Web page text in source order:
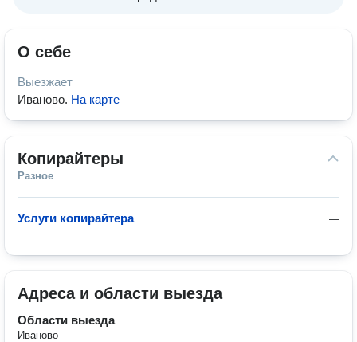
О себе
Выезжает
Иваново. На карте
Копирайтеры
Разное
—
Услуги копирайтера
Адреса и области выезда
Области выезда
Иваново